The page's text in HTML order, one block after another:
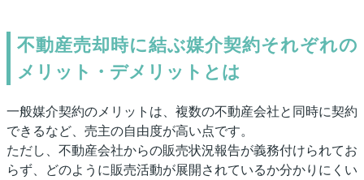
不動産売却時に結ぶ媒介契約それぞれの
メリット・デメリットとは
一般媒介契約のメリットは、複数の不動産会社と同時に契約
できるなど、売主の自由度が高い点です。
ただし、不動産会社からの販売状況報告が義務付けられてお
らず、どのように販売活動が展開されているか分かりにくい